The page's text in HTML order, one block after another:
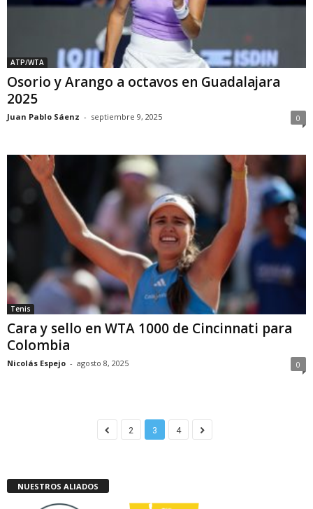
ATP/WTA
Osorio y Arango a octavos en Guadalajara
2025
Juan Pablo Sáenz - septiembre 9, 2025 0
Tenis
Cara y sello en WTA 1000 de Cincinnati para
Colombia
Nicolás Espejo - agosto 8, 2025 0
2 3 4
NUESTROS ALIADOS